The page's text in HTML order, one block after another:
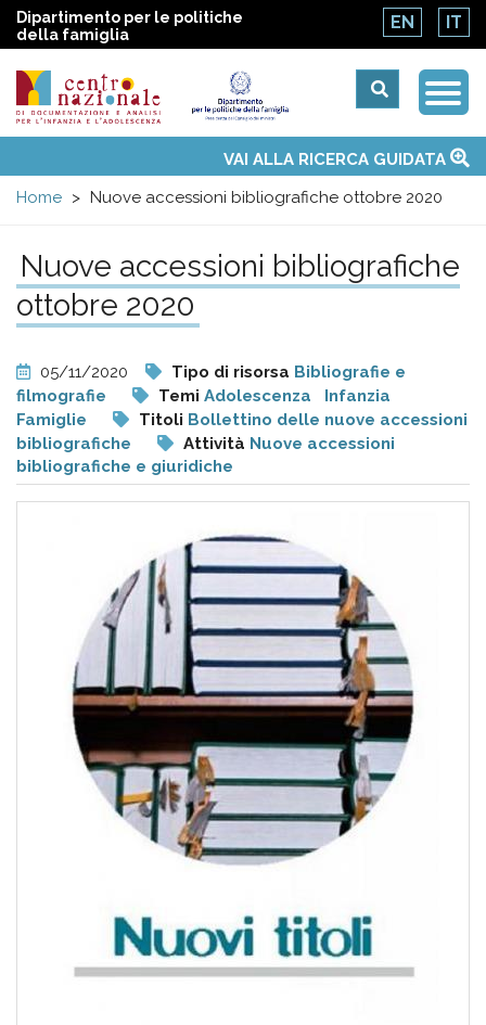
Dipartimento per le politiche
della famiglia
EN IT
Centro
nazionale
di
Documentazione
e
analisi
pr
l'infanzia
l'adolescenza
menu
Temi
Attività
Convenzione ONUVAI ALLA RICERCA GUIDATA
Home
Nuove accessioni bibliografiche ottobre 2020
Nuove accessioni bibliografiche
ottobre 2020
05/11/2020 Tipo di risorsa Bibliografie e
filmografie
Temi Adolescenza
Infanzia
Famiglie
Titoli Bollettino delle nuove accessioni
bibliografiche
Attività Nuove accessioni
bibliografiche e giuridiche